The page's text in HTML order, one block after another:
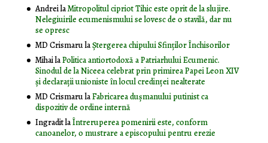
AndreilaMitropolitul cipriot Tihic este oprit de la slujire.
Nelegiuirile ecumenismului se lovesc de o stavilă, dar nu
se opresc
MD CrismarulaŞtergerea chipului Sfinţilor Închisorilor
MihailaPolitica antiortodoxă a Patriarhului Ecumenic.
Sinodul de la Niceea celebrat prin primirea Papei Leon XIV
și declarații unioniste în locul credinței nealterate
MD CrismarulaFabricarea dușmanului putinist ca
dispozitiv de ordine internă
IngraditlaÎntreruperea pomenirii este, conform
canoanelor, o mustrare a episcopului pentru erezie